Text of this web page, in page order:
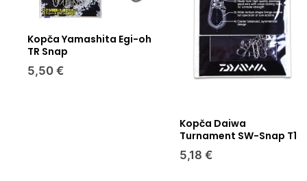
Kopča Yamashita Egi-oh
TR Snap
5,50 €
Kopča Daiwa
Turnament SW-Snap T1
5,18 €